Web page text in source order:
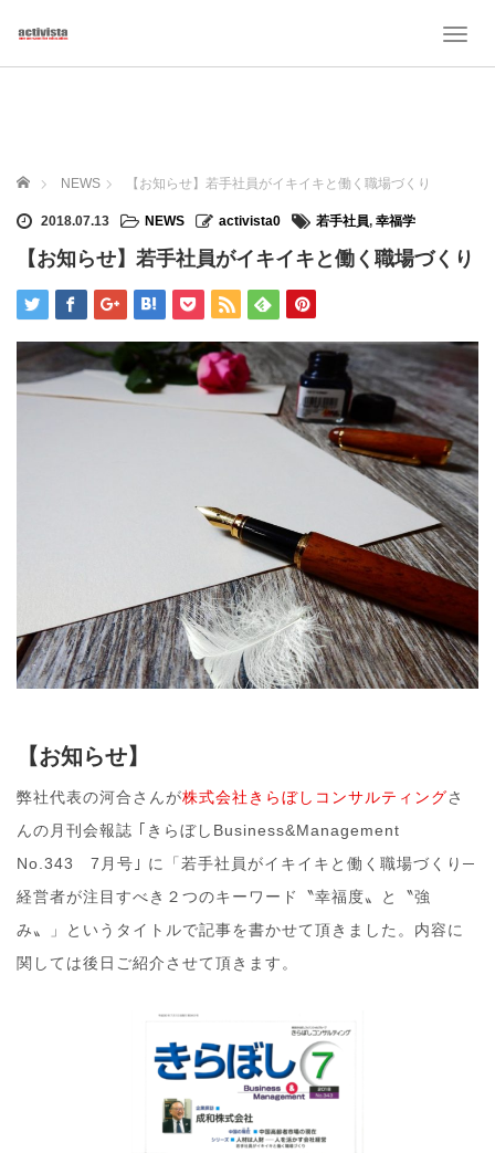
T
g
o
n
ホーム NEWS 【お知らせ】若手社員がイキイキと働く職場づくり
2018.07.13 NEWS activista0 若手社員, 幸福学
【お知らせ】若手社員がイキイキと働く職場づくり
【お知らせ】
弊社代表の河合さんが株式会社きらぼしコンサルティングさ
んの月刊会報誌 ｢きらぼしBusiness&Management
No.343 7月号｣ に「若手社員がイキイキと働く職場づくり─
経営者が注目すべき２つのキーワード〝幸福度〟と〝強
み〟」というタイトルで記事を書かせて頂きました。内容に
関しては後日ご紹介させて頂きます。